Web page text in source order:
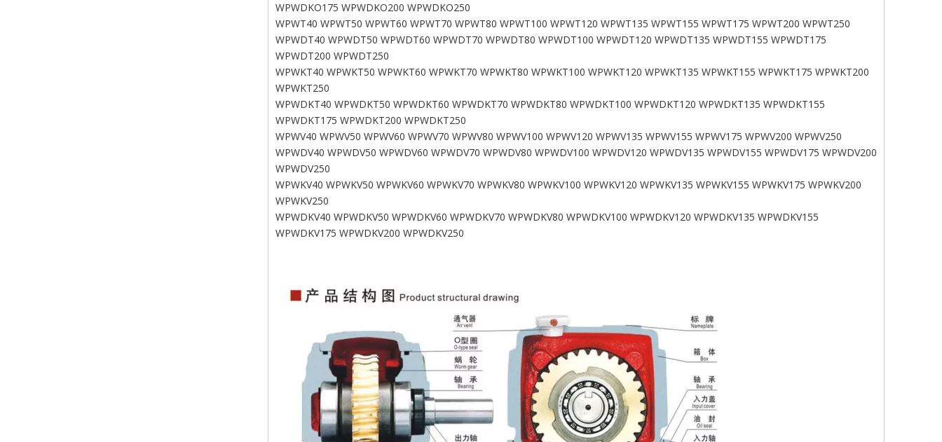
WPWDKO175 WPWDKO200 WPWDKO250
WPWT40 WPWT50 WPWT60 WPWT70 WPWT80 WPWT100 WPWT120 WPWT135 WPWT155 WPWT175 WPWT200 WPWT250
WPWDT40 WPWDT50 WPWDT60 WPWDT70 WPWDT80 WPWDT100 WPWDT120 WPWDT135 WPWDT155 WPWDT175
WPWDT200 WPWDT250
WPWKT40 WPWKT50 WPWKT60 WPWKT70 WPWKT80 WPWKT100 WPWKT120 WPWKT135 WPWKT155 WPWKT175 WPWKT200
WPWKT250
WPWDKT40 WPWDKT50 WPWDKT60 WPWDKT70 WPWDKT80 WPWDKT100 WPWDKT120 WPWDKT135 WPWDKT155
WPWDKT175 WPWDKT200 WPWDKT250
WPWV40 WPWV50 WPWV60 WPWV70 WPWV80 WPWV100 WPWV120 WPWV135 WPWV155 WPWV175 WPWV200 WPWV250
WPWDV40 WPWDV50 WPWDV60 WPWDV70 WPWDV80 WPWDV100 WPWDV120 WPWDV135 WPWDV155 WPWDV175 WPWDV200
WPWDV250
WPWKV40 WPWKV50 WPWKV60 WPWKV70 WPWKV80 WPWKV100 WPWKV120 WPWKV135 WPWKV155 WPWKV175 WPWKV200
WPWKV250
WPWDKV40 WPWDKV50 WPWDKV60 WPWDKV70 WPWDKV80 WPWDKV100 WPWDKV120 WPWDKV135 WPWDKV155
WPWDKV175 WPWDKV200 WPWDKV250